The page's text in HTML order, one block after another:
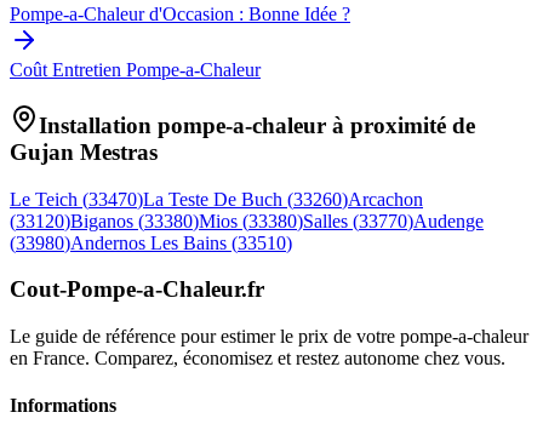
Pompe-a-Chaleur d'Occasion : Bonne Idée ?
Coût Entretien Pompe-a-Chaleur
Installation pompe-a-chaleur à proximité de
Gujan Mestras
Le Teich (33470)La Teste De Buch (33260)Arcachon
(33120)Biganos (33380)Mios (33380)Salles (33770)Audenge
(33980)Andernos Les Bains (33510)
Cout-Pompe-a-Chaleur.fr
Le guide de référence pour estimer le prix de votre pompe-a-chaleur
en France. Comparez, économisez et restez autonome chez vous.
Informations